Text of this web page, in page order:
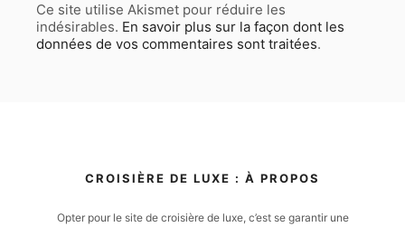
Ce site utilise Akismet pour réduire les
indésirables. En savoir plus sur la façon dont les
données de vos commentaires sont traitées.
CROISIÈRE DE LUXE : À PROPOS
Opter pour le site de croisière de luxe, c’est se garantir une